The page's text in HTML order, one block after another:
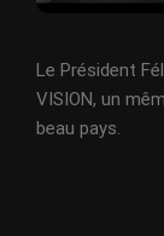
Le Président
VISION, un
beau pays.